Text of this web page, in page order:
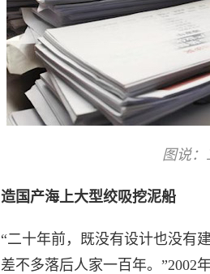
图说
造国产海上大型绞吸挖泥船
“二十年前，既没有设计也没有
差不多落后人家一百年。”2002